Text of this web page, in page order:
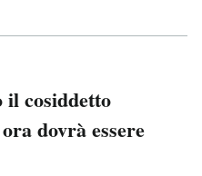
il cosiddetto
dovrà essere